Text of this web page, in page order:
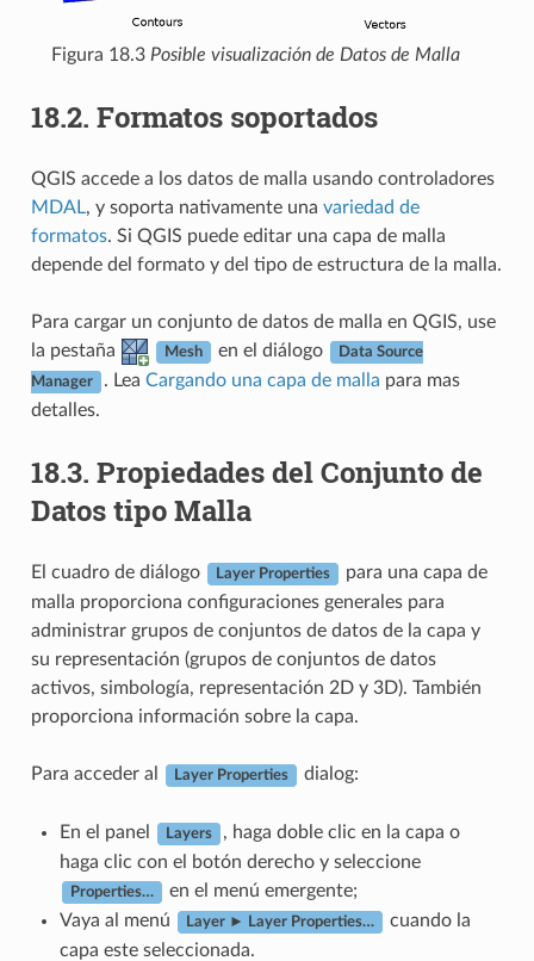
Figura 18.3 Posible visualización de Datos de Malla
18.2. Formatos soportados
QGIS accede a los datos de malla usando controladores
MDAL, y soporta nativamente una variedad de
formatos. Si QGIS puede editar una capa de malla
depende del formato y del tipo de estructura de la malla.
Para cargar un conjunto de datos de malla en QGIS, use
la pestaña
Mesh en el diálogo Data Source
Manager . Lea Cargando una capa de malla para mas
detalles.
18.3. Propiedades del Conjunto de
Datos tipo Malla
El cuadro de diálogo Layer Properties
para una capa de
malla proporciona configuraciones generales para
administrar grupos de conjuntos de datos de la capa y
su representación (grupos de conjuntos de datos
activos, simbología, representación 2D y 3D). También
proporciona información sobre la capa.
Para acceder al Layer Properties dialog:
En el panel Layers
, haga doble clic en la capa o
haga clic con el botón derecho y seleccione
Properties…
en el menú emergente;
Vaya al menú
Layer ► Layer Properties…
cuando la
capa este seleccionada.